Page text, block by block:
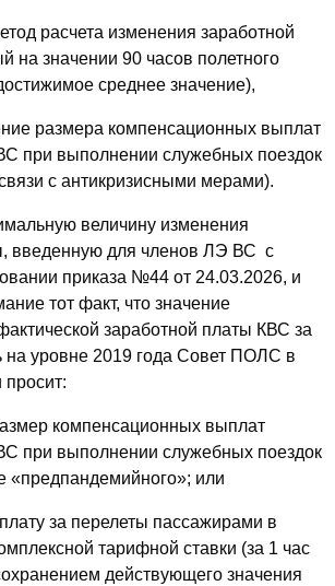
расчета изменения заработной
на значении 90 часов полетного
среднее значение),
размера компенсационных выплат
при выполнении служебных поездок
с антикризисными мерами).
величину изменения
введенную для членов ЛЭ ВС с
приказа №44 от 24.03.2026, и
тот факт, что значение
заработной платы КВС за
на уровне 2019 года Совет ПОЛС в
компенсационных выплат
при выполнении служебных поездок
«предпандемийного»; или
за перелеты пассажирами в
тарифной ставки (за 1 час
действующего значения